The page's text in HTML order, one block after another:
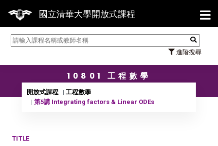
國立清華大學開放式課程
進階搜尋
【7/31】114學年度第2
10801 工程數學
開放式課程
工程數學
第5講 Integrating factors & Linear ODEs
TITLE